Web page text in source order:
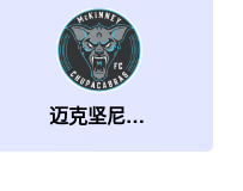
迈克坚尼卓柏卡布拉